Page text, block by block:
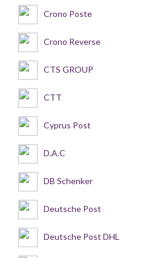
Crono Poste
Crono Reverse
CTS GROUP
CTT
Cyprus Post
D.A.C
DB Schenker
Deutsche Post
Deutsche Post DHL